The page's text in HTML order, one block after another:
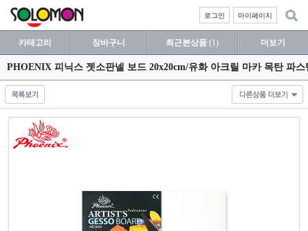
마이페이지
로그인
카테고리 장바구니 최근본상품 (1) 더보기
PHOENIX 피닉스 젯소판넬 보드 20x20cm/유화 아크릴 마카 목탄 파